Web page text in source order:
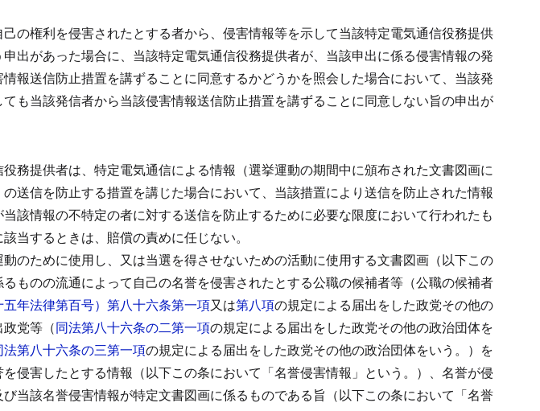
の権利を侵害されたとする者から、侵害情報等を示して当該特定電気通信役務提供
出があった場合に、当該特定電気通信役務提供者が、当該申出に係る侵害情報の発
報送信防止措置を講ずることに同意するかどうかを照会した場合において、当該発
も当該発信者から当該侵害情報送信防止措置を講ずることに同意しない旨の申出が
務提供者は、特定電気通信による情報（選挙運動の期間中に頒布された文書図画に
送信を防止する措置を講じた場合において、当該措置により送信を防止された情報
該情報の不特定の者に対する送信を防止するために必要な限度において行われたも
当するときは、賠償の責めに任じない。
のために使用し、又は当選を得させないための活動に使用する文書図画（以下この
ものの流通によって自己の名誉を侵害されたとする公職の候補者等（公職の候補者
年法律第百号）第八十六条第一項又は第八項の規定による届出をした政党その他の
党等（同法第八十六条の二第一項の規定による届出をした政党その他の政治団体を
法第八十六条の三第一項の規定による届出をした政党その他の政治団体をいう。）を
侵害したとする情報（以下この条において「名誉侵害情報」という。）、名誉が侵
当該名誉侵害情報が特定文書図画に係るものである旨（以下この条において「名誉